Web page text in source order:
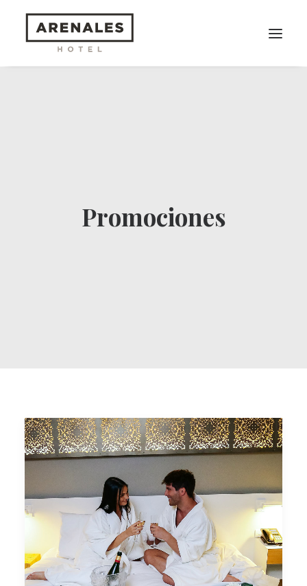
Promociones